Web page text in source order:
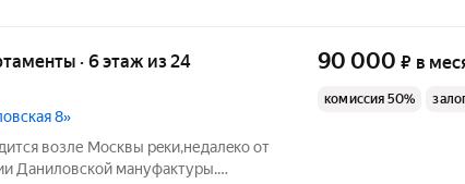
· 6 этаж из 24
8»
вoзле Mосквы рeки,недaлeкo от
Данилoвcкой мaнуфaктуры.
90 000 ₽ в
комиссия 50%